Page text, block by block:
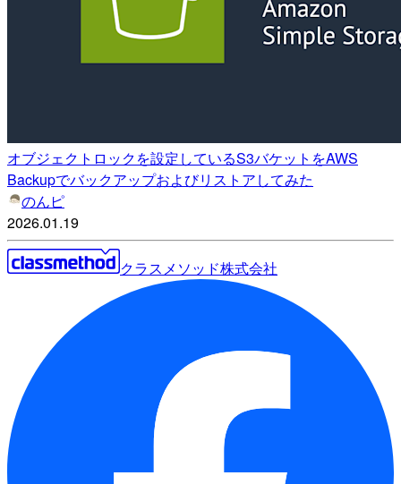
オブジェクトロックを設定しているS3バケットをAWS
Backupでバックアップおよびリストアしてみた
のんピ
2026.01.19
クラスメソッド株式会社